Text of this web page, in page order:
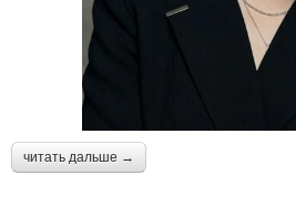
читать дальше →